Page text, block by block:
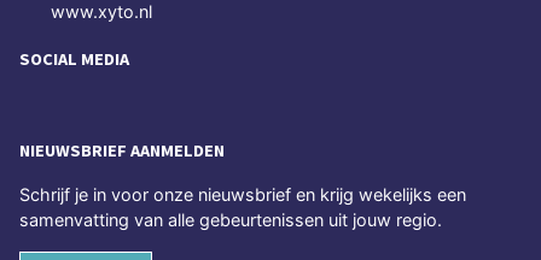
www.xyto.nl
SOCIAL MEDIA
NIEUWSBRIEF AANMELDEN
Schrijf je in voor onze nieuwsbrief en krijg wekelijks een
samenvatting van alle gebeurtenissen uit jouw regio.